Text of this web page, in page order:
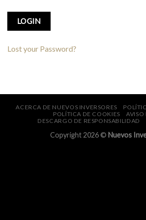
Lost your Password?
ACERCA DE NUEVOS INVERSORES
POLÍTICA DE COOKIES
AVISO
DESCARGO DE RESPONSABILIDAD
Copyright 2026 © Nuevos